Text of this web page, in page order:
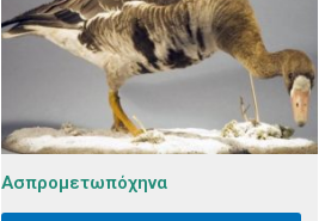
Ασπρομετωπόχηνα